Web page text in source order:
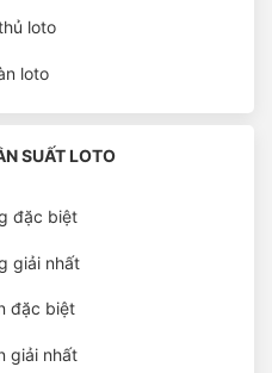
loto
loto
SUẤT LOTO
đặc biệt
giải nhất
đặc biệt
giải nhất